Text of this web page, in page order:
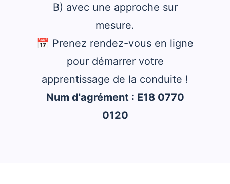
B) avec une approche sur
mesure.
📅 Prenez rendez-vous en ligne
pour démarrer votre
apprentissage de la conduite !
Num d'agrément : E18 0770
0120